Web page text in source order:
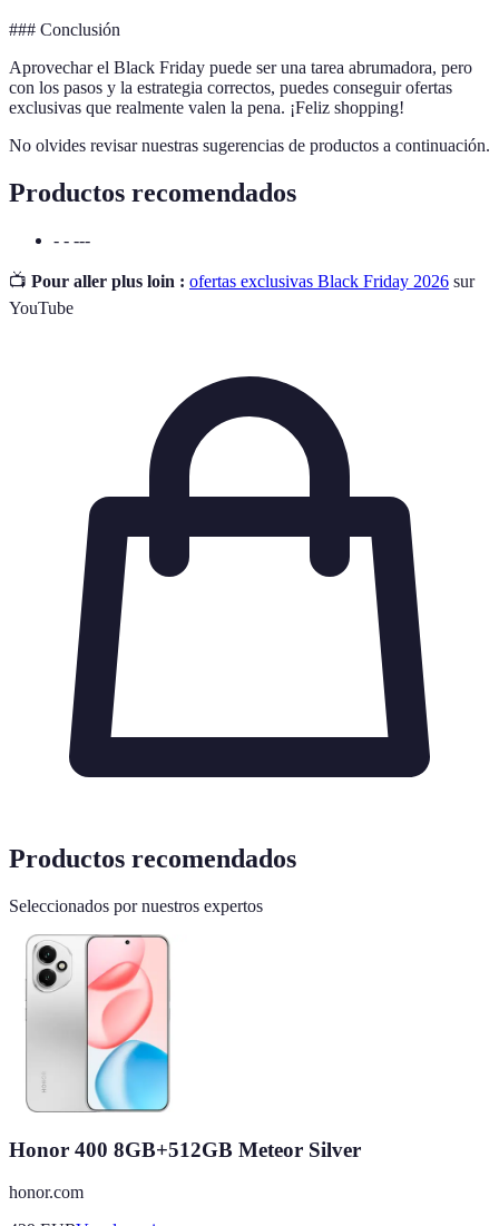
### Conclusión
Aprovechar el Black Friday puede ser una tarea abrumadora, pero
con los pasos y la estrategia correctos, puedes conseguir ofertas
exclusivas que realmente valen la pena. ¡Feliz shopping!
No olvides revisar nuestras sugerencias de productos a continuación.
Productos recomendados
- - ---
📺 Pour aller plus loin : ofertas exclusivas Black Friday 2026 sur
YouTube
Productos recomendados
Seleccionados por nuestros expertos
Honor 400 8GB+512GB Meteor Silver
honor.com